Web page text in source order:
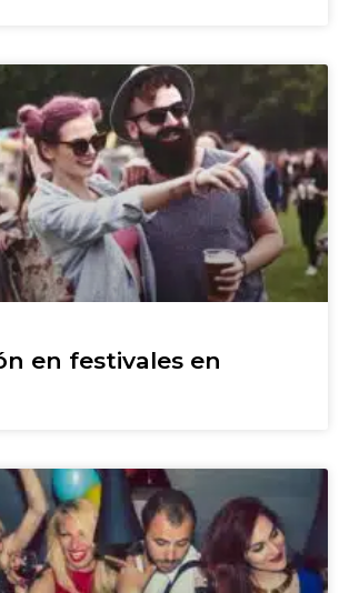
en festivales en